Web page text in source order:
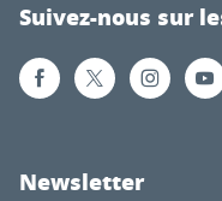
Suivez-nous sur
Newsletter